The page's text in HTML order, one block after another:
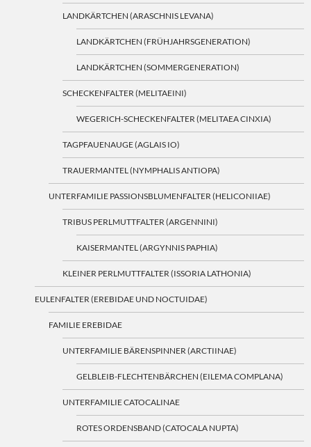
LANDKÄRTCHEN (ARASCHNIS LEVANA)
LANDKÄRTCHEN (FRÜHJAHRSGENERATION)
LANDKÄRTCHEN (SOMMERGENERATION)
SCHECKENFALTER (MELITAEINI)
WEGERICH-SCHECKENFALTER (MELITAEA CINXIA)
TAGPFAUENAUGE (AGLAIS IO)
TRAUERMANTEL (NYMPHALIS ANTIOPA)
UNTERFAMILIE PASSIONSBLUMENFALTER (HELICONIIAE)
TRIBUS PERLMUTTFALTER (ARGENNINI)
KAISERMANTEL (ARGYNNIS PAPHIA)
KLEINER PERLMUTTFALTER (ISSORIA LATHONIA)
EULENFALTER (EREBIDAE UND NOCTUIDAE)
FAMILIE EREBIDAE
UNTERFAMILIE BÄRENSPINNER (ARCTIINAE)
GELBLEIB-FLECHTENBÄRCHEN (EILEMA COMPLANA)
UNTERFAMILIE CATOCALINAE
ROTES ORDENSBAND (CATOCALA NUPTA)